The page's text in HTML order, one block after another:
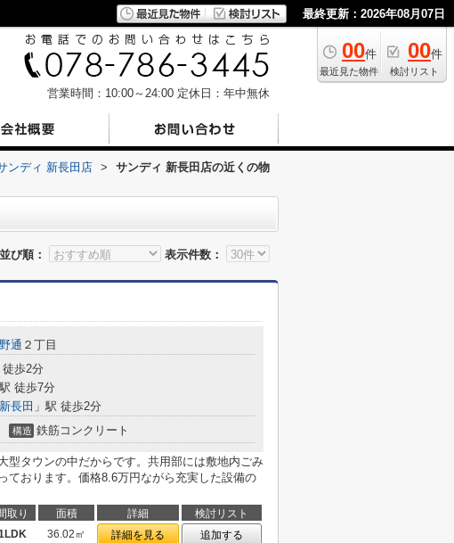
最終更新：2026年08月07日
00件
最近見た物件
00件
検討リスト
営業時間：10:00～24:00 定休日：年中無休
ンディ 新長田店 >
サンディ 新長田店の近くの物
並び順：
表示件数：
通 ２丁目
徒歩2分
徒歩7分
新長田 」駅 徒歩2分
構造 鉄筋コンクリート
型タウンの中だからです。共用部には敷地内ごみ
ております。価格8.6万円ながら充実した設備の
取り 面積 詳細
検討リスト
36.02㎡ 詳細を見る
追加する